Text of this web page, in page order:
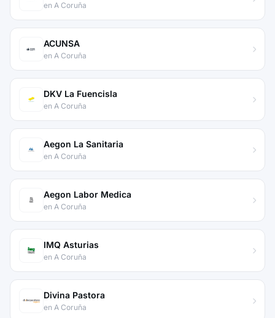
en A Coruña
ACUNSA
en A Coruña
DKV La Fuencisla
en A Coruña
Aegon La Sanitaria
en A Coruña
Aegon Labor Medica
en A Coruña
IMQ Asturias
en A Coruña
Divina Pastora
en A Coruña